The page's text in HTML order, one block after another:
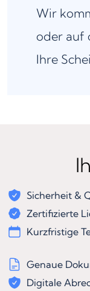
Wir
oder auf
Ihre
Sicherheit &
Zertifizierte
Kurzfristige
Genaue
Digitale